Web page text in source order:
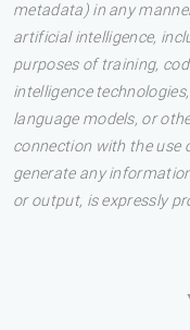
metadata) in any
artificial intelligence,
purposes of training,
intelligence
language models, or
connection with the use
generate any
or output, is expressly